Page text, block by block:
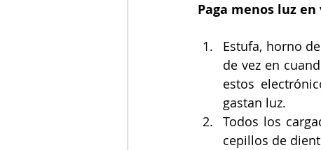
Paga menos luz
Estufa, horno
de vez en
estos
gastan luz.
Todos los
cepillos de